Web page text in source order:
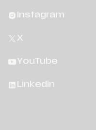
Instagram
X
YouTube
Linkedin